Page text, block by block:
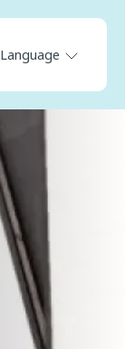
Language